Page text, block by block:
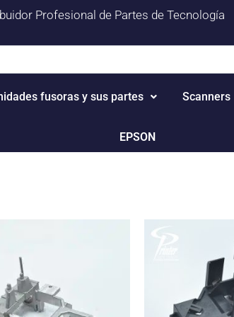
Profesional de Partes de Tecnología
fusoras y sus partes Scanners
EPSON